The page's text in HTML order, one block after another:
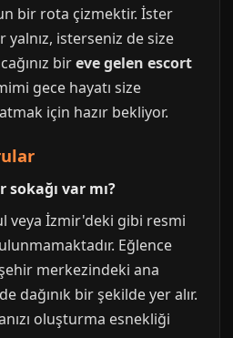
bir rota çizmektir. İster
yalnız, isterseniz de size
bireve gelen escort
gece hayatı size
için hazır bekliyor.
var mı?
veya İzmir'deki gibi resmi
Eğlence
merkezindeki ana
dağınık bir şekilde yer alır.
oluşturma esnekliği